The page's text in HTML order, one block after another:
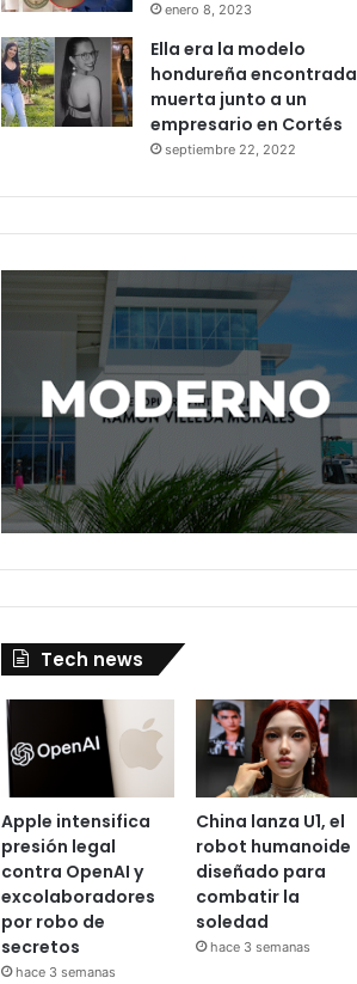
enero 8, 2023
Ella era la modelo
hondureña encontrada
muerta junto a un
empresario en Cortés
septiembre 22, 2022
Tech news
Apple intensifica
presión legal
contra OpenAI y
excolaboradores
por robo de
secretos
hace 3 semanas
China lanza U1, el
robot humanoide
diseñado para
combatir la
soledad
hace 3 semanas